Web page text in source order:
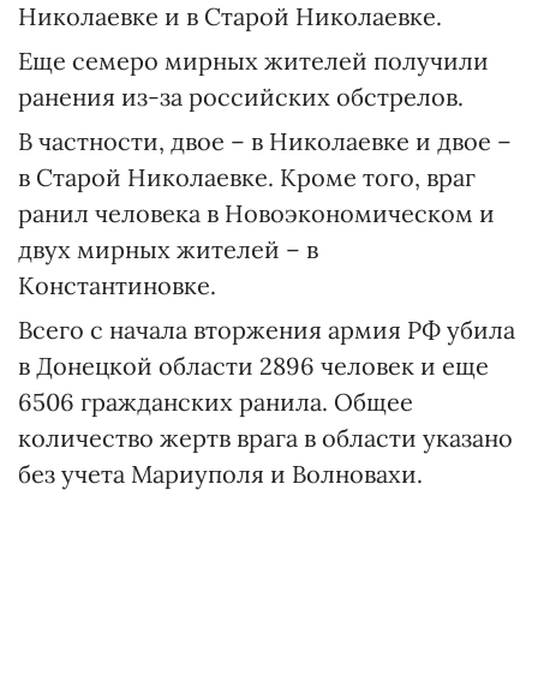
Николаевке и в Старой Николаевке.
Еще семеро мирных жителей получили
ранения из-за российских обстрелов.
В частности, двое – в Николаевке и двое –
в Старой Николаевке. Кроме того, враг
ранил человека в Новоэкономическом и
двух мирных жителей – в
Константиновке.
Всего с начала вторжения армия РФ убила
в Донецкой области 2896 человек и еще
6506 гражданских ранила. Общее
количество жертв врага в области указано
без учета Мариуполя и Волновахи.